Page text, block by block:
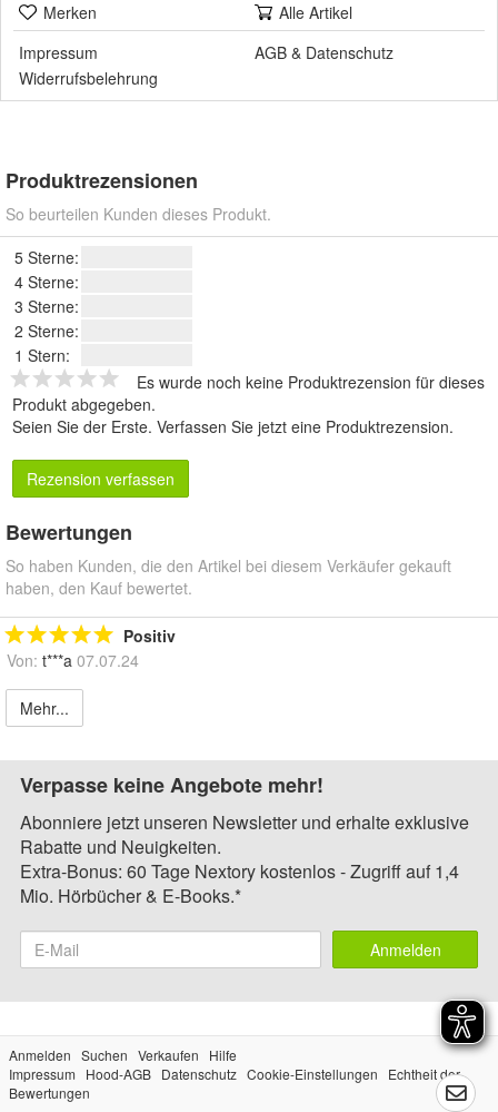
Merken
Alle Artikel
Impressum
AGB & Datenschutz
Widerrufsbelehrung
Produktrezensionen
So beurteilen Kunden dieses Produkt.
5 Sterne:
4 Sterne:
3 Sterne:
2 Sterne:
1 Stern:
Es wurde noch keine Produktrezension für dieses
Produkt abgegeben.
Seien Sie der Erste. Verfassen Sie jetzt eine Produktrezension.
Rezension verfassen
Bewertungen
So haben Kunden, die den Artikel bei diesem Verkäufer gekauft
haben, den Kauf bewertet.
Positiv
Von: t***a 07.07.24
Mehr...
Verpasse keine Angebote mehr!
Abonniere jetzt unseren Newsletter und erhalte exklusive
Rabatte und Neuigkeiten.
Extra-Bonus: 60 Tage Nextory kostenlos - Zugriff auf 1,4
Mio. Hörbücher & E-Books.*
Anmelden
Anmelden Suchen Verkaufen
Hilfe
Impressum
Hood-AGB Datenschutz Cookie-Einstellungen
Echtheit der
Bewertungen